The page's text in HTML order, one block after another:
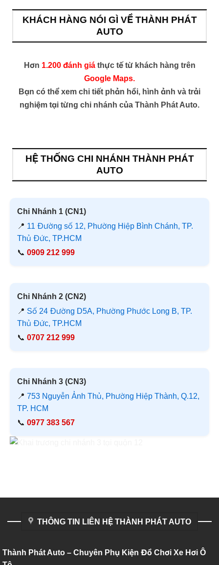
KHÁCH HÀNG NÓI GÌ VỀ THÀNH PHÁT
AUTO
Hơn 1.200 đánh giáthực tế từ khách hàng trên
Google Maps.
Bạn có thể xem chi tiết phản hồi, hình ảnh và trải
nghiệm tại từng chi nhánh của Thành Phát Auto.
HỆ THỐNG CHI NHÁNH THÀNH PHÁT
AUTO
Chi Nhánh 1 (CN1)
📍 11 Đường số 12, Phường Hiệp Bình Chánh, TP.
Thủ Đức, TP.HCM
📞 0909 212 999
Chi Nhánh 2 (CN2)
📍 Số 24 Đường D5A, Phường Phước Long B, TP.
Thủ Đức, TP.HCM
📞 0707 212 999
Chi Nhánh 3 (CN3)
📍 753 Nguyễn Ảnh Thủ, Phường Hiệp Thành, Q.12,
TP. HCM
📞 0977 383 567
THÔNG TIN LIÊN HỆ THÀNH PHÁT AUTO
Thành Phát Auto – Chuyên Phụ Kiện Đồ Chơi Xe Hơi Ô